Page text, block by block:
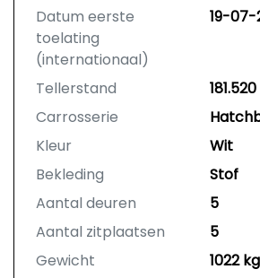
Datum eerste
toelating
(internationaal)
19-07-
Tellerstand
Carrosserie
Kleur
Wit
Bekleding
Stof
Aantal deuren
5
Aantal zitplaatsen
5
Gewicht
1022 kg